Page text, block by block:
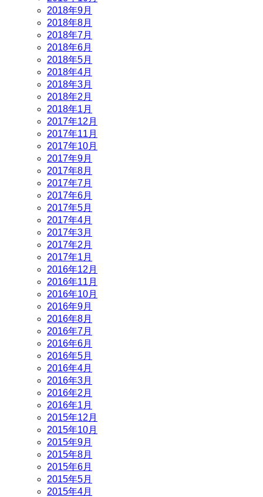
2018年9月
2018年8月
2018年7月
2018年6月
2018年5月
2018年4月
2018年3月
2018年2月
2018年1月
2017年12月
2017年11月
2017年10月
2017年9月
2017年8月
2017年7月
2017年6月
2017年5月
2017年4月
2017年3月
2017年2月
2017年1月
2016年12月
2016年11月
2016年10月
2016年9月
2016年8月
2016年7月
2016年6月
2016年5月
2016年4月
2016年3月
2016年2月
2016年1月
2015年12月
2015年10月
2015年9月
2015年8月
2015年6月
2015年5月
2015年4月